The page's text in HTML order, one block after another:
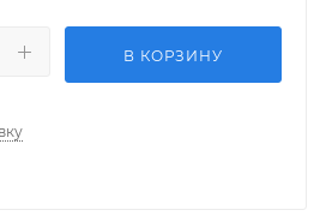
В КОРЗИНУ